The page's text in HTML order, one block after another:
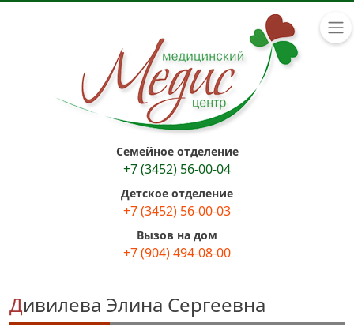
Семейное отделение
+7 (3452) 56-00-04
Детское отделение
+7 (3452) 56-00-03
Вызов на дом
+7 (904) 494-08-00
Дивилева Элина Сергеевна